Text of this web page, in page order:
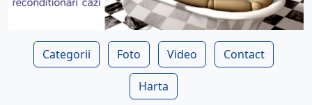
Categorii Foto Video Contact
Harta